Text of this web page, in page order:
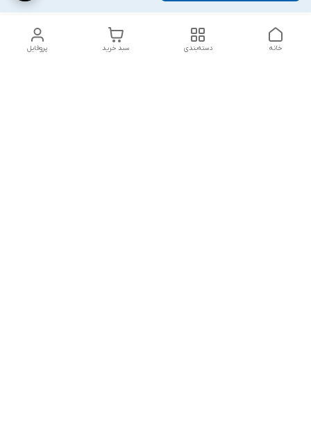
پروفایل سبد خرید دسته‌بندی خانه